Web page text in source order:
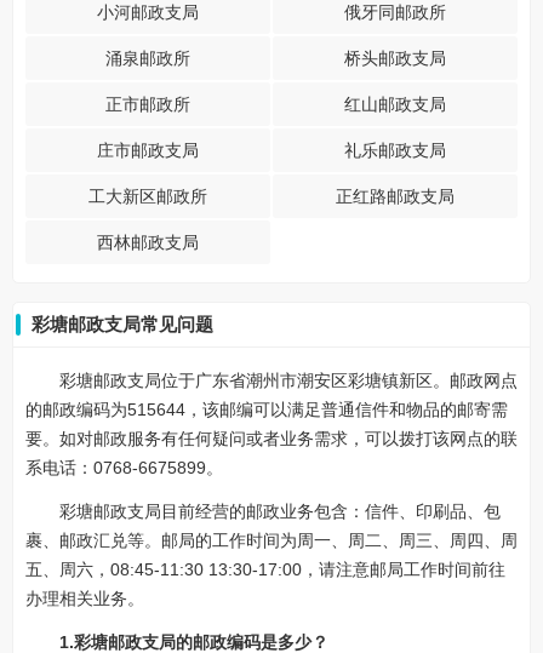
小河邮政支局 俄牙同邮政所
涌泉邮政所 桥头邮政支局
正市邮政所 红山邮政支局
庄市邮政支局 礼乐邮政支局
工大新区邮政所 正红路邮政支局
西林邮政支局
彩塘邮政支局常见问题
彩塘邮政支局位于广东省潮州市潮安区彩塘镇新区。邮政网点
的邮政编码为515644，该邮编可以满足普通信件和物品的邮寄需
要。如对邮政服务有任何疑问或者业务需求，可以拨打该网点的联
系电话：0768-6675899。
彩塘邮政支局目前经营的邮政业务包含：信件、印刷品、包
裹、邮政汇兑等。邮局的工作时间为周一、周二、周三、周四、周
五、周六，08:45-11:30 13:30-17:00，请注意邮局工作时间前往
办理相关业务。
1.彩塘邮政支局的邮政编码是多少？